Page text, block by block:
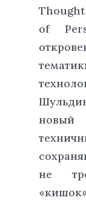
of
новый
не